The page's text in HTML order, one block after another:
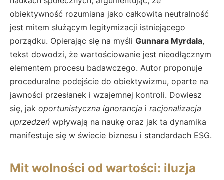
obiektywność rozumiana jako całkowita neutralność
jest mitem służącym legitymizacji istniejącego
porządku. Opierając się na myśli Gunnara Myrdala,
tekst dowodzi, że wartościowanie jest nieodłącznym
elementem procesu badawczego. Autor proponuje
proceduralne podejście do obiektywizmu, oparte na
jawności przesłanek i wzajemnej kontroli. Dowiesz
się, jak oportunistyczna ignorancja i racjonalizacja
uprzedzeń wpływają na naukę oraz jak ta dynamika
manifestuje się w świecie biznesu i standardach ESG.
Mit wolności od wartości: iluzja